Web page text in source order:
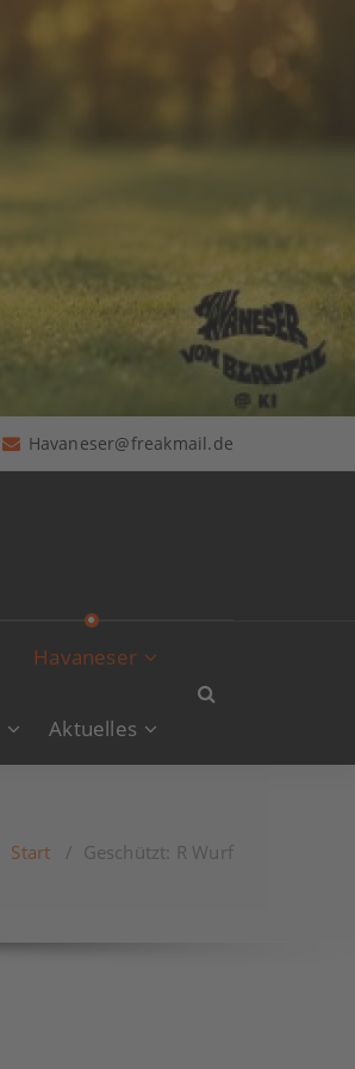
Havaneser@freakmail.de
Havaneser
Aktuelles
Start / Geschützt: R Wurf